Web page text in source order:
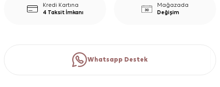
Kredi Kartına
4 Taksit İmkanı
Mağazada
Değişim
Whatsapp Destek